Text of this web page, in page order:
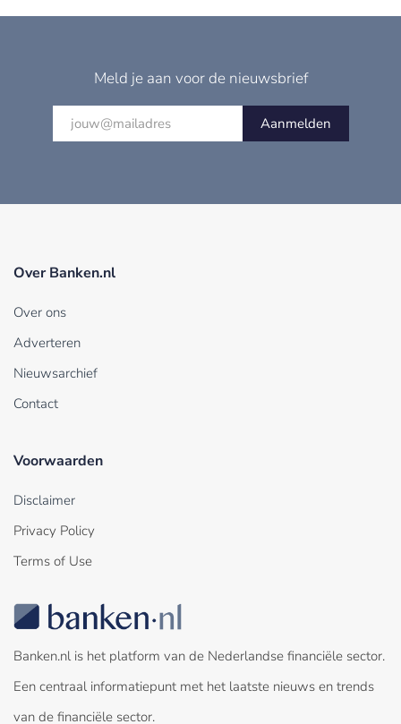
Meld je aan voor de nieuwsbrief
Aanmelden
Over Banken.nl
Over ons
Adverteren
Nieuwsarchief
Contact
Voorwaarden
Disclaimer
Privacy Policy
Terms of Use
Banken.nl is het platform van de Nederlandse financiële sector.
Een centraal informatiepunt met het laatste nieuws en trends
van de financiële sector.